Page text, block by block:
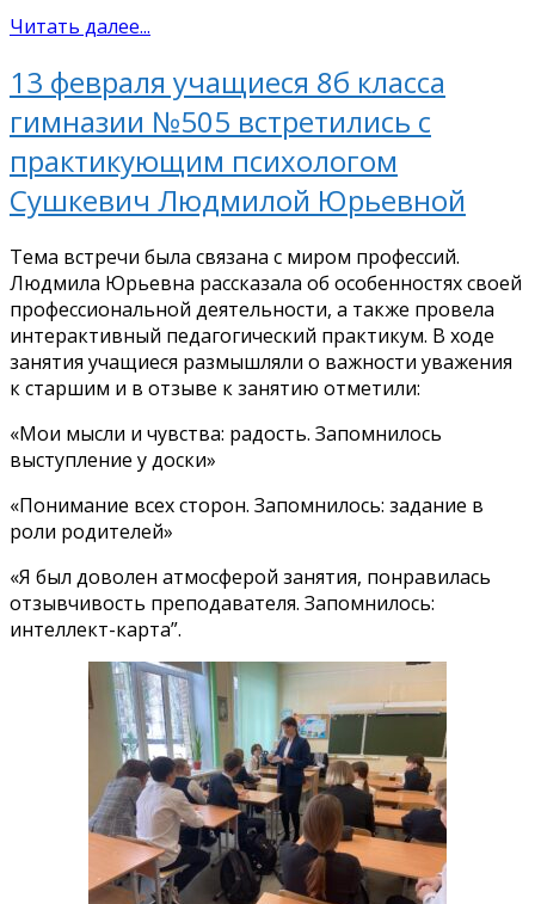
Читать далее...
13 февраля учащиеся 8б класса
гимназии №505 встретились с
практикующим психологом
Сушкевич Людмилой Юрьевной
Тема встречи была связана с миром профессий.
Людмила Юрьевна рассказала об особенностях своей
профессиональной деятельности, а также провела
интерактивный педагогический практикум. В ходе
занятия учащиеся размышляли о важности уважения
к старшим и в отзыве к занятию отметили:
«Мои мысли и чувства: радость. Запомнилось
выступление у доски»
«Понимание всех сторон. Запомнилось: задание в
роли родителей»
«Я был доволен атмосферой занятия, понравилась
отзывчивость преподавателя. Запомнилось:
интеллект-карта”.